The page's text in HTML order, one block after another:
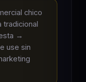
chico
tradicional
→
use sin